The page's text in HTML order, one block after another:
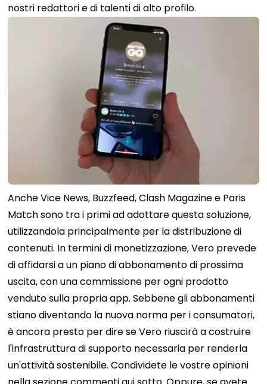
nostri redattori e di talenti di alto profilo.
Anche Vice News, Buzzfeed, Clash Magazine e Paris
Match sono tra i primi ad adottare questa soluzione,
utilizzandola principalmente per la distribuzione di
contenuti. In termini di monetizzazione, Vero prevede
di affidarsi a un piano di abbonamento di prossima
uscita, con una commissione per ogni prodotto
venduto sulla propria app. Sebbene gli abbonamenti
stiano diventando la nuova norma per i consumatori,
è ancora presto per dire se Vero riuscirà a costruire
l'infrastruttura di supporto necessaria per renderla
un'attività sostenibile. Condividete le vostre opinioni